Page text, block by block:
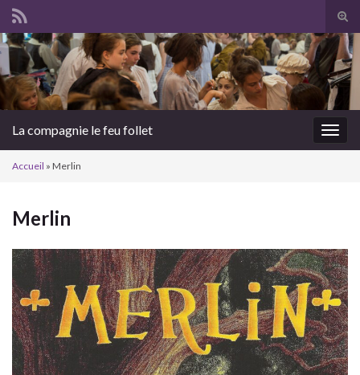
Search for:
La compagnie le feu follet
Accueil » Merlin
Merlin